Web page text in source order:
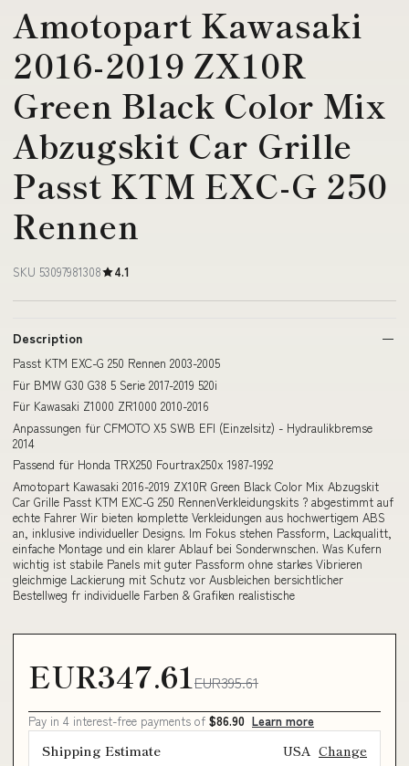
Amotopart Kawasaki
2016-2019 ZX10R
Green Black Color Mix
Abzugskit Car Grille
Passt KTM EXC-G 250
Rennen
SKU 53097981308 4.1
Description
Passt KTM EXC-G 250 Rennen 2003-2005
Für BMW G30 G38 5 Serie 2017-2019 520i
Für Kawasaki Z1000 ZR1000 2010-2016
Anpassungen für CFMOTO X5 SWB EFI (Einzelsitz) - Hydraulikbremse
2014
Passend für Honda TRX250 Fourtrax250x 1987-1992
Amotopart Kawasaki 2016-2019 ZX10R Green Black Color Mix Abzugskit
Car Grille Passt KTM EXC-G 250 RennenVerkleidungskits ? abgestimmt auf
echte Fahrer Wir bieten komplette Verkleidungen aus hochwertigem ABS
an, inklusive individueller Designs. Im Fokus stehen Passform, Lackqualitt,
einfache Montage und ein klarer Ablauf bei Sonderwnschen. Was Kufern
wichtig ist stabile Panels mit guter Passform ohne starkes Vibrieren
gleichmige Lackierung mit Schutz vor Ausbleichen bersichtlicher
Bestellweg fr individuelle Farben & Grafiken realistische
EUR347.61 EUR395.61
Pay in 4 interest-free payments of $86.90 Learn more
Shipping Estimate USA Change